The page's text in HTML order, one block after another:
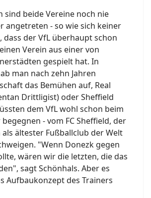
sind beide Vereine noch nie
angetreten - so wie sich keiner
dass der VfL überhaupt schon
Verein aus einer von
gespielt hat. In
man nach zehn Jahren
das Bemühen auf, Real
Drittligist) oder Sheffield
dem VfL wohl schon beim
- vom FC Sheffield, der
als ältester Fußballclub der Welt
"Wenn Donezk gegen
wären wir die letzten, die das
sagt Schönhals. Aber es
Aufbaukonzept des Trainers